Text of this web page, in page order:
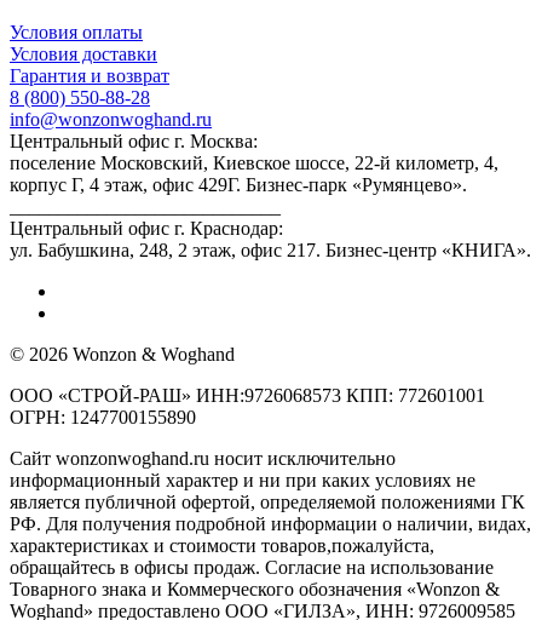
Условия оплаты
Условия доставки
Гарантия и возврат
8 (800) 550-88-28
info@wonzonwoghand.ru
Центральный офис г. Москва:
поселение Московский, Киевское шоссе, 22-й километр, 4,
корпус Г, 4 этаж, офис 429Г. Бизнес-парк «Румянцево».
Центральный офис г. Краснодар:
ул. Бабушкина, 248, 2 этаж, офис 217. Бизнес-центр «КНИГА».
© 2026 Wonzon & Woghand
ООО «СТРОЙ-РАШ» ИНН:9726068573 КПП: 772601001
ОГРН: 1247700155890
Сайт wonzonwoghand.ru носит исключительно
информационный характер и ни при каких условиях не
является публичной офертой, определяемой положениями ГК
РФ. Для получения подробной информации о наличии, видах,
характеристиках и стоимости товаров,пожалуйста,
обращайтесь в офисы продаж. Согласие на использование
Товарного знака и Коммерческого обозначения «Wonzon &
Woghand» предоставлено OOO «ГИЛЗА», ИНН: 9726009585